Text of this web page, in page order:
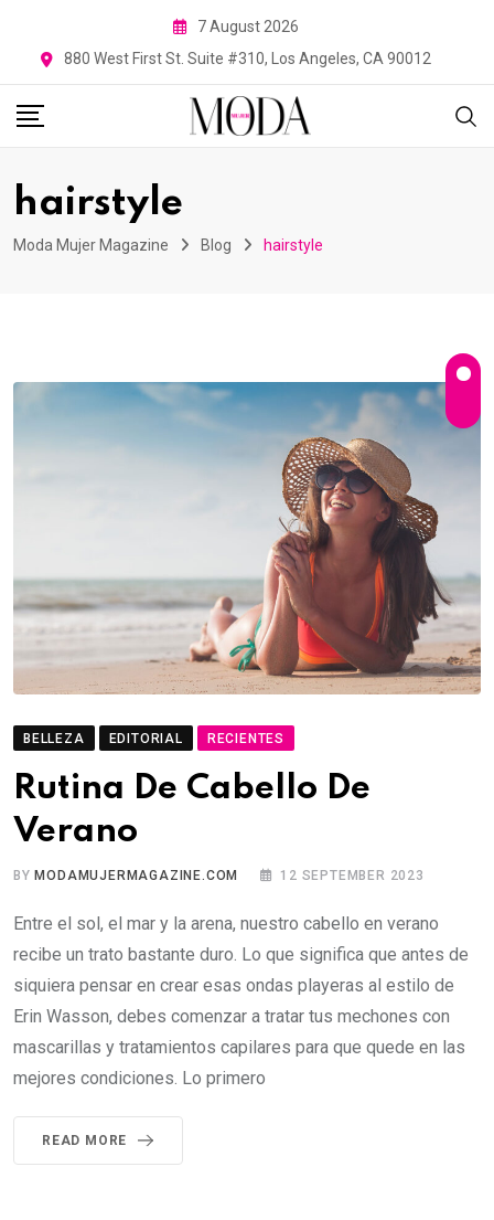
7 August 2026
880 West First St. Suite #310, Los Angeles, CA 90012
hairstyle
Moda Mujer Magazine Blog hairstyle
BELLEZA EDITORIAL RECIENTES
Rutina De Cabello De
Verano
BYMODAMUJERMAGAZINE.COM 12 SEPTEMBER 2023
Entre el sol, el mar y la arena, nuestro cabello en verano
recibe un trato bastante duro. Lo que significa que antes de
siquiera pensar en crear esas ondas playeras al estilo de
Erin Wasson, debes comenzar a tratar tus mechones con
mascarillas y tratamientos capilares para que quede en las
mejores condiciones. Lo primero
READ MORE